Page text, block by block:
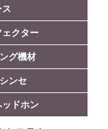
クター
グ機材
ンセ
ドホン